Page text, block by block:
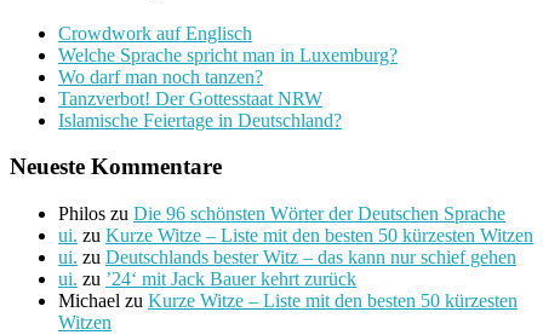
Crowdwork auf Englisch
Welche Sprache spricht man in Luxemburg?
Wo darf man noch tanzen?
Tanzverbot! Der Gottesstaat NRW
Islamische Feiertage in Deutschland?
Neueste Kommentare
Philos zu Die 96 schönsten Wörter der Deutschen Sprache
ui. zu Kurze Witze – Liste mit den besten 50 kürzesten Witzen
ui. zu Deutschlands bester Witz – das kann nur schief gehen
ui. zu ’24‘ mit Jack Bauer kehrt zurück
Michael zu Kurze Witze – Liste mit den besten 50 kürzesten
Witzen